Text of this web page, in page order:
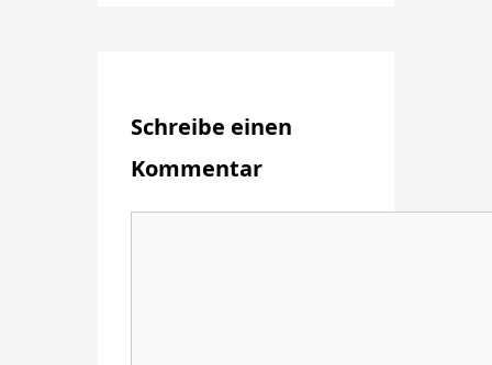
Schreibe einen
Kommentar